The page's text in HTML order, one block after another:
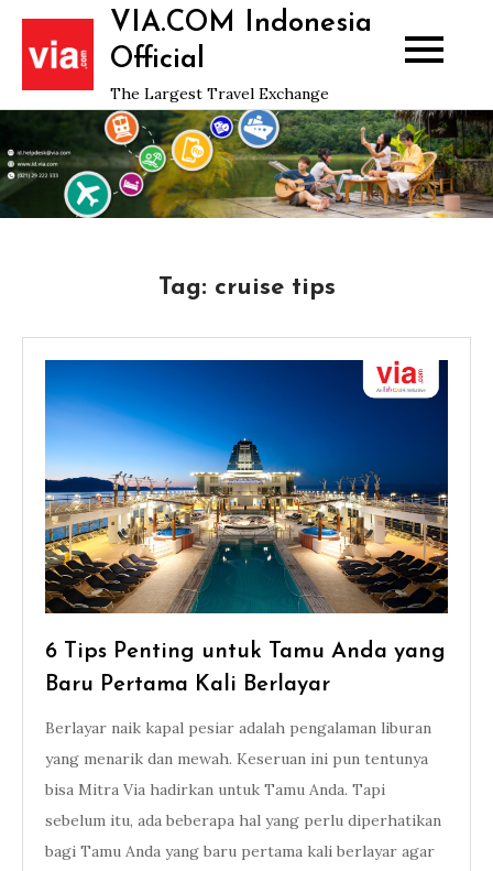
Skip
content
VIA.COM Indonesia
Official
The Largest Travel Exchange
Tag: cruise tips
6 Tips Penting untuk Tamu Anda yang
Baru Pertama Kali Berlayar
Berlayar naik kapal pesiar adalah pengalaman liburan
yang menarik dan mewah. Keseruan ini pun tentunya
bisa Mitra Via hadirkan untuk Tamu Anda. Tapi
sebelum itu, ada beberapa hal yang perlu diperhatikan
bagi Tamu Anda yang baru pertama kali berlayar agar